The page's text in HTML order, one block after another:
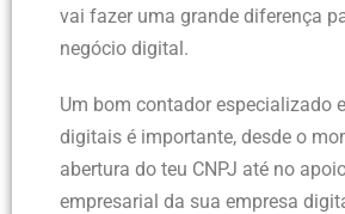
vai fazer uma grande diferença
negócio digital.
Um bom contador especializado
digitais é importante, desde o
abertura do teu CNPJ até no
empresarial da sua empresa